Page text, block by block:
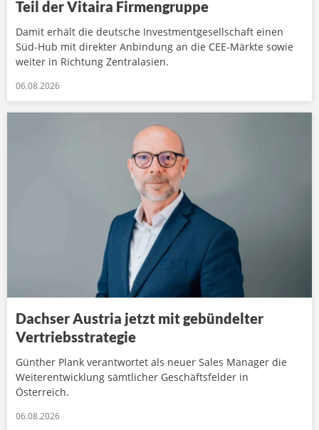
Teil der Vitaira Firmengruppe
Damit erhält die deutsche Investmentgesellschaft einen
Süd-Hub mit direkter Anbindung an die CEE-Märkte sowie
weiter in Richtung Zentralasien.
06.08.2026
Dachser Austria jetzt mit gebündelter
Vertriebsstrategie
Günther Plank verantwortet als neuer Sales Manager die
Weiterentwicklung sämtlicher Geschäftsfelder in
Österreich.
06.08.2026